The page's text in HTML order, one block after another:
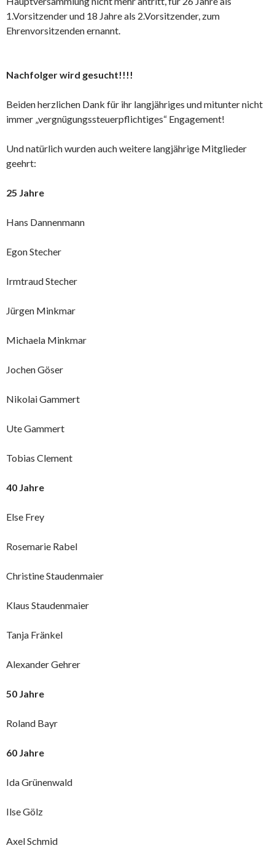
1.Vorsitzender und 18 Jahre als 2.Vorsitzender, zum
Ehrenvorsitzenden ernannt.
Nachfolger wird gesucht!!!!
Beiden herzlichen Dank für ihr langjähriges und mitunter nicht
immer „vergnügungssteuerpflichtiges“ Engagement!
Und natürlich wurden auch weitere langjährige Mitglieder
geehrt:
25 Jahre
Hans Dannenmann
Egon Stecher
Irmtraud Stecher
Jürgen Minkmar
Michaela Minkmar
Jochen Göser
Nikolai Gammert
Ute Gammert
Tobias Clement
40 Jahre
Else Frey
Rosemarie Rabel
Christine Staudenmaier
Klaus Staudenmaier
Tanja Fränkel
Alexander Gehrer
50 Jahre
Roland Bayr
60 Jahre
Ida Grünenwald
Ilse Gölz
Axel Schmid